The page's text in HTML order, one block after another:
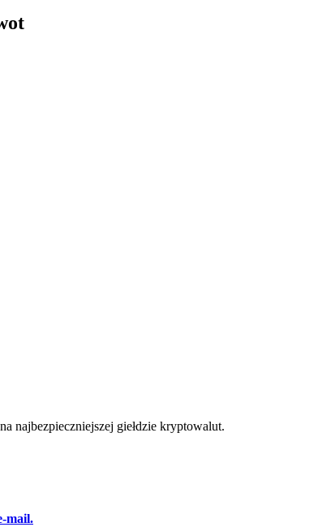
najbezpieczniejszej giełdzie kryptowalut.
mail.